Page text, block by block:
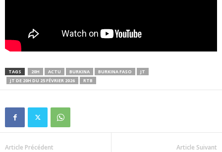
TAGS 20H ACTU BURKINA BURKINA FASO
JT
JT DE 20H DU 25 FÉVRIER 2026
RTB
Article Précédent Article Suivant